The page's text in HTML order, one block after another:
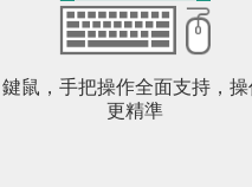
據費用的產生。
。
eula
鍵鼠，手把操作全面支持，操
更精準